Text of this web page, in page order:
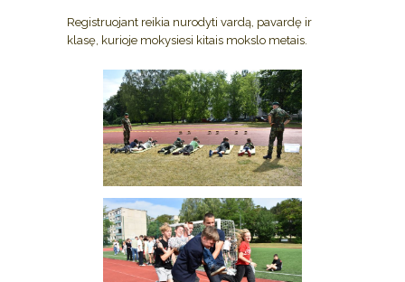
Registruojant reikia nurodyti vardą, pavardę ir
klasę, kurioje mokysiesi kitais mokslo metais.